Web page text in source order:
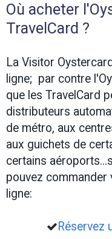
Où acheter
TravelCard ?
La Visitor
ligne; par contre
que les TravelCard
distributeurs
de métro, aux
aux guichets de
certains
pouvez commander
ligne:
Réservez